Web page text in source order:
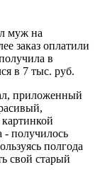
муж на
заказ оплатили
в
в 7 тыс. руб.
приложенный
- получилось
полгода
свой старый